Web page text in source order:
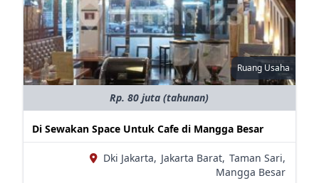
Ruang Usaha
Rp. 80 juta (tahunan)
Di Sewakan Space Untuk Cafe di Mangga Besar
Dki Jakarta, Jakarta Barat, Taman Sari,
Mangga Besar